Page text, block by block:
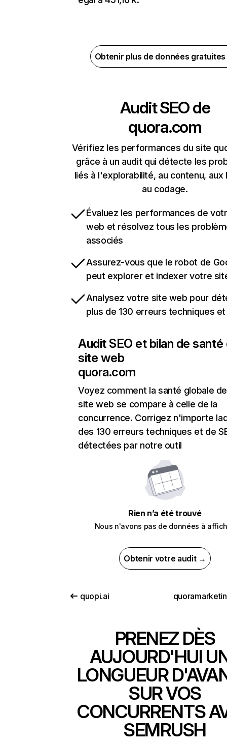
Obtenir plus de données
Audit SEO de
quora.com
Vérifiez les performances du site
grâce à un audit qui détecte les
liés à l'explorabilité, au contenu, aux
au codage.
Évaluez les performances de
web et résolvez tous les
associés
Assurez-vous que le robot de
peut explorer et indexer votre
Analysez votre site web pour
plus de 130 erreurs techniques et
Audit SEO et bilan de santé
site web
quora.com
Voyez comment la santé globale
site web se compare à celle de la
concurrence. Corrigez n'importe
des 130 erreurs techniques et de
détectées par notre outil
Rien n’a été trouvé
Nous n'avons pas de données à
Obtenir votre audit →
quopi.ai
PRENEZ DÈS
AUJOURD'HUI
LONGUEUR
SUR VOS
CONCURRENTS
SEMRUSH